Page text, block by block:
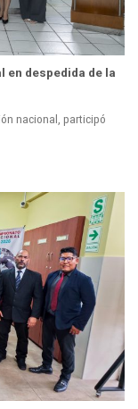
en despedida de la
nacional, participó